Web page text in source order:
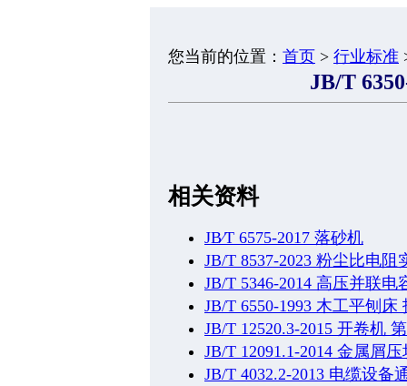
您当前的位置： 首页 > 行业标准
JB/T
相关资料
JB∕T 6575-2017 落砂机
JB/T 8537-2023 粉尘比电阻
JB/T 5346-2014 高压并联
JB/T 6550-1993 木工平刨床
JB/T 12520.3-2015 开卷机
JB/T 12091.1-2014 金属屑
JB/T 4032.2-2013 电缆设